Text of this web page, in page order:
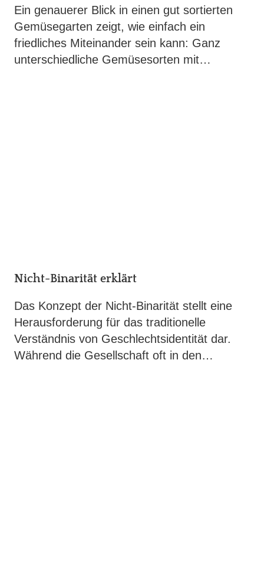
Ein genauerer Blick in einen gut sortierten
Gemüsegarten zeigt, wie einfach ein
friedliches Miteinander sein kann: Ganz
unterschiedliche Gemüsesorten mit…
Nicht-Binarität erklärt
Das Konzept der Nicht-Binarität stellt eine
Herausforderung für das traditionelle
Verständnis von Geschlechtsidentität dar.
Während die Gesellschaft oft in den…